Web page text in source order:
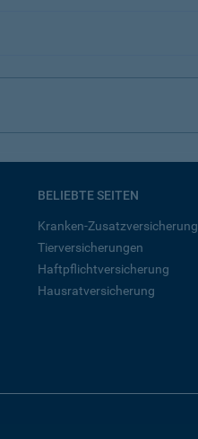
BELIEBTE SEITEN
Kranken-Zusatzversicherung
Tierversicherungen
Haftpflichtversicherung
Hausratversicherung